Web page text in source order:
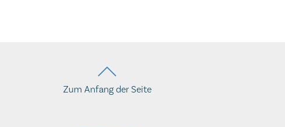
Zum Anfang der Seite